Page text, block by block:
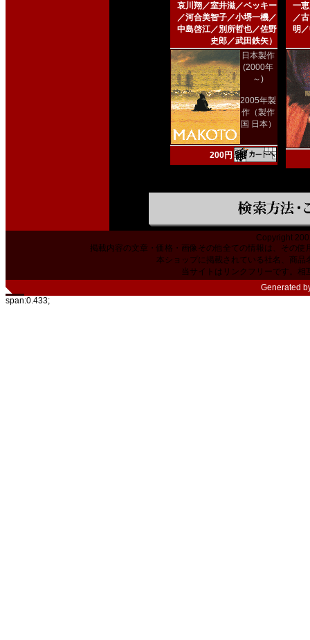
哀川翔／室井滋／ベッキー
／河合美智子／小堺一機／
中島啓江／別所哲也／佐野
史郎／武田鉄矢）
日本製作
(2000年
～)
2005年製
作（製作
国 日本）
200円
一
／
明
Copyright
掲載内容の文章・価格・画像その他全ての情報は、その
本ショップに掲載されている社名、商
当サイトはリンクフリーです。相
Generated
span:0.433;